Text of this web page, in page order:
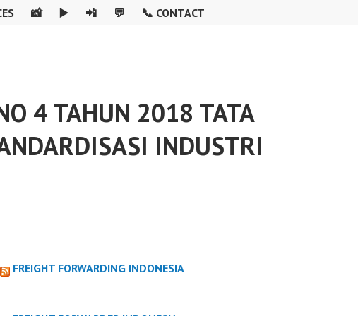
📸 ▶️ 📲 💬 📞 CONTACT
4 TAHUN 2018 TATA
INDUSTRI
FREIGHT FORWARDING INDONESIA